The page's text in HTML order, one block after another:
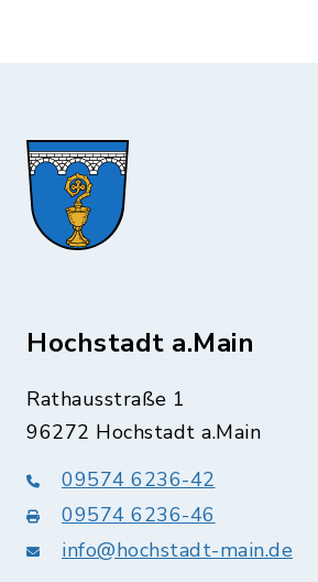
Hochstadt a.Main
Rathausstraße 1
96272 Hochstadt a.Main
09574 6236-42
09574 6236-46
info@hochstadt-main.de